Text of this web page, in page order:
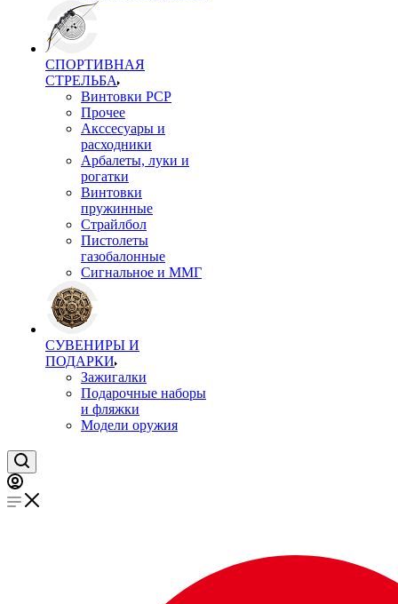
СПОРТИВНАЯ
СТРЕЛЬБА
Винтовки PCP
Прочее
Акссесуары и
расходники
Арбалеты, луки и
рогатки
Винтовки
пружинные
Страйлбол
Пистолеты
газобалонные
Сигнальное и ММГ
СУВЕНИРЫ И
ПОДАРКИ
Зажигалки
Подарочные наборы
и фляжки
Модели оружия